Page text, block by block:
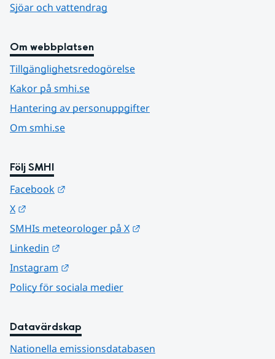
Sjöar och vattendrag
Om webbplatsen
Tillgänglighetsredogörelse
Kakor på smhi.se
Hantering av personuppgifter
Om smhi.se
Följ SMHI
Facebook
X
SMHIs meteorologer på X
Linkedin
Instagram
Policy för sociala medier
Datavärdskap
Nationella emissionsdatabasen